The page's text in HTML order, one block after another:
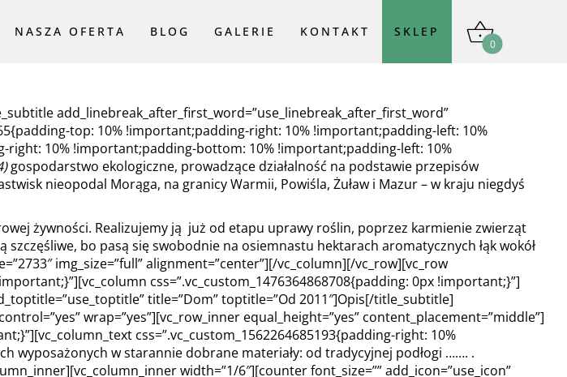
NASZA OFERTA
DEGUSTACJE SERÓW
FARMY
ZŁOTNA
ZAGRODA
EDUKACYJNA
BLOG GALERIE KONTAKT SKLEP
SKLEP
SERY FARMERSKIE
SERY TWARDE
INNE PRODUKTY Z
FARMY
NA PREZENT
DIVIDER
Podstrony Sklepu
0
add_linebreak_after_first_word=”use_linebreak_after_first_word”
top: 10% !important;padding-right: 10% !important;padding-left: 10%
right: 10% !important;padding-bottom: 10% !important;padding-left: 10%
gospodarstwo ekologiczne, prowadzące działalność na podstawie przepisów
nieopodal Morąga, na granicy Warmii, Powiśla, Żuław i Mazur – w kraju niegdyś
żywności. Realizujemy ją już od etapu uprawy roślin, poprzez karmienie zwierząt
bo pasą się swobodnie na osiemnastu hektarach aromatycznych łąk wokół
img_size=”full” alignment=”center”][/vc_column][/vc_row][vc_row
css=”.vc_custom_1476364868708{padding: 0px !important;}”]
title=”Dom” toptitle=”Od 2011″]Opis[/title_subtitle]
wrap=”yes”][vc_row_inner equal_height=”yes” content_placement=”middle”]
css=”.vc_custom_1562264685193{padding-right: 10%
wyposażonych w starannie dobrane materiały: od tradycyjnej podłogi ……. .
width=”1/6″][counter font_size=”” add_icon=”use_icon”